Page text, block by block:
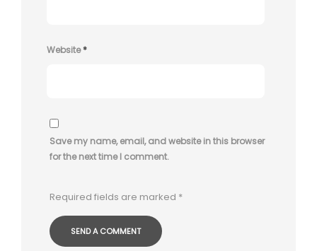
Website*
Save my name, email, and website in this browser
for the next time I comment.
Required fields are marked *